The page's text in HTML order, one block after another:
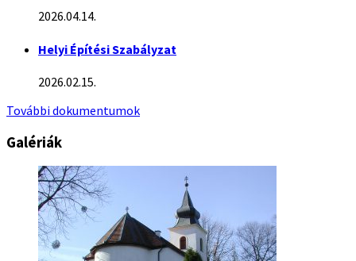
2026.04.14.
Helyi Építési Szabályzat
2026.02.15.
További dokumentumok
Galériák